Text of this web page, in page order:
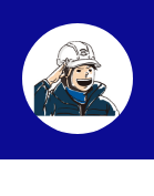
BUSINESS
COMPANY